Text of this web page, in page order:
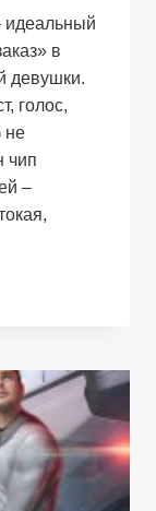
идеальный
в
девушки.
голос,
не
чип
–